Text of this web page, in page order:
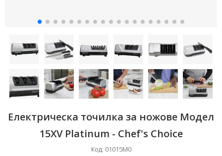
Електрическа точилка за ножове Модел
15XV Platinum - Chef's Choice
Код: 01015M0